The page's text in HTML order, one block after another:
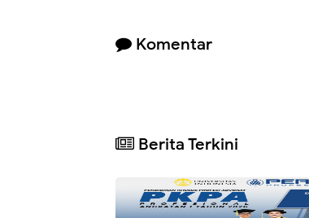
Komentar
Berita Terkini